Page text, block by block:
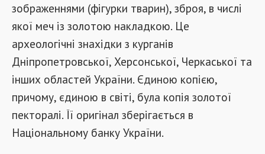
зображеннями (фігурки тварин), зброя, в числі
якої меч із золотою накладкою. Це
археологічні знахідки з курганів
Дніпропетровської, Херсонської, Черкаської та
інших областей України. Єдиною копією,
причому, єдиною в світі, була копія золотої
пекторалі. Її оригінал зберігається в
Національному банку України.